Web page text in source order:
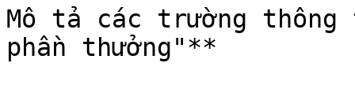
Mô tả các trường
phần thưởng"**